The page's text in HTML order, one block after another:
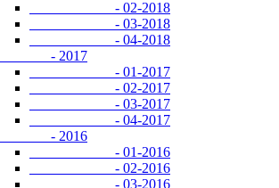
- 02-2018
- 03-2018
- 04-2018
- 2017
- 01-2017
- 02-2017
- 03-2017
- 04-2017
- 2016
- 01-2016
- 02-2016
- 03-2016